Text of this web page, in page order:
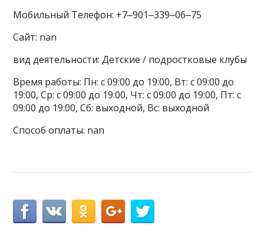
Мобильный Телефон: +7‒901‒339‒06‒75
Сайт: nan
вид деятельности: Детские / подростковые клубы
Время работы: Пн: с 09:00 до 19:00, Вт: с 09:00 до
19:00, Ср: с 09:00 до 19:00, Чт: с 09:00 до 19:00, Пт: с
09:00 до 19:00, Сб: выходной, Вс: выходной
Способ оплаты: nan